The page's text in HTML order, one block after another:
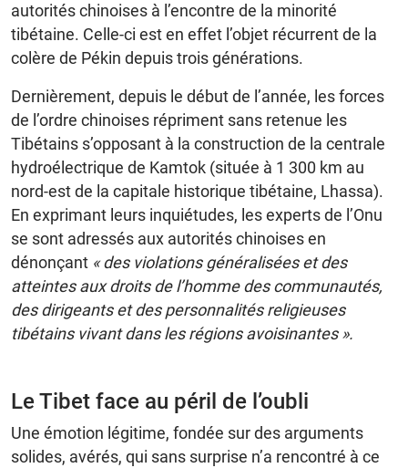
autorités chinoises à l’encontre de la minorité
tibétaine. Celle-ci est en effet l’objet récurrent de la
colère de Pékin depuis trois générations.
Dernièrement, depuis le début de l’année, les forces
de l’ordre chinoises répriment sans retenue les
Tibétains s’opposant à la construction de la centrale
hydroélectrique de Kamtok (située à 1 300 km au
nord-est de la capitale historique tibétaine, Lhassa).
En exprimant leurs inquiétudes, les experts de l’Onu
se sont adressés aux autorités chinoises en
dénonçant « des violations généralisées et des
atteintes aux droits de l’homme des communautés,
des dirigeants et des personnalités religieuses
tibétains vivant dans les régions avoisinantes ».
Le Tibet face au péril de l’oubli
Une émotion légitime, fondée sur des arguments
solides, avérés, qui sans surprise n’a rencontré à ce